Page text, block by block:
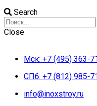
Search
Close
Мск: +7 (495) 363-
СПб: +7 (812) 985-
info@inoxstroy.ru